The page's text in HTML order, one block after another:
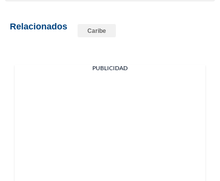
Relacionados Caribe
PUBLICIDAD